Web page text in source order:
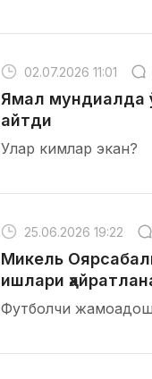
02.07.2026 11:01
Ямал мундиалда
айтди
Улар кимлар экан?
25.06.2026 19:22
Микель
ишлари
Футболчи